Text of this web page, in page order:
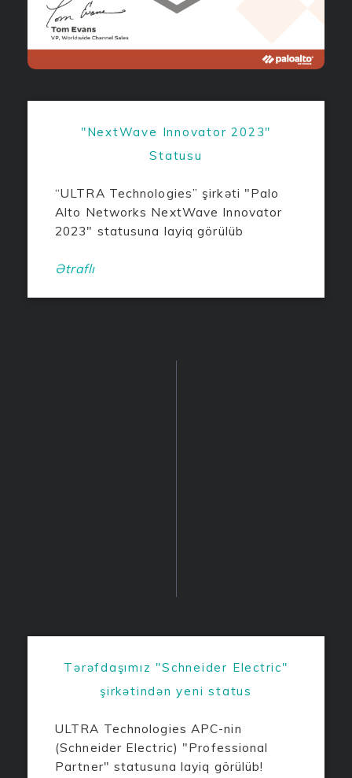
"NextWave Innovator 2023"
Statusu
“ULTRA Technologies” şirkəti "Palo
Alto Networks NextWave Innovator
2023" statusuna layiq görülüb
Ətraflı
Tərəfdaşımız "Schneider Electric"
şirkətindən yeni status
ULTRA Technologies APC-nin
(Schneider Electric) "Professional
Partner" statusuna layiq görülüb!